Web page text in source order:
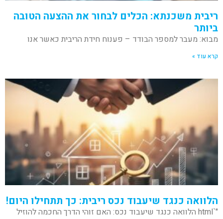
ריבית משכנתא: הכלים לבחור את ההצעה הטובה
ביותר
מבוא: מעבר למספר הבודד – פענוח חידת הריבית כאשר אנו
קרא עוד »
הלוואה כנגד שיעבוד נכס ריבית: כך תתחילו היום!
"`html הלוואה כנגד שיעבוד נכס: האם זוהי הדרך החכמה להוזיל